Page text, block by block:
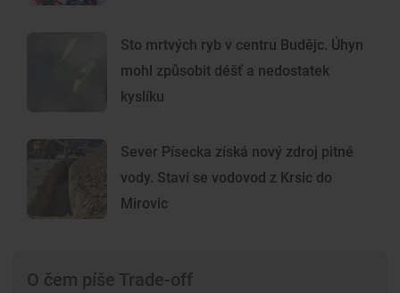
Sto mrtvých ryb v centru Budějc. Úhyn
mohl způsobit déšť a nedostatek
kyslíku
Sever Písecka získá nový zdroj pitné
vody. Staví se vodovod z Krsic do
Mirovic
O čem píše Trade-off